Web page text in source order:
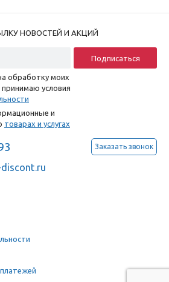
НОВОСТЕЙ И АКЦИЙ
обработку моих
условия
и
товарах и услугах
Заказать звонок